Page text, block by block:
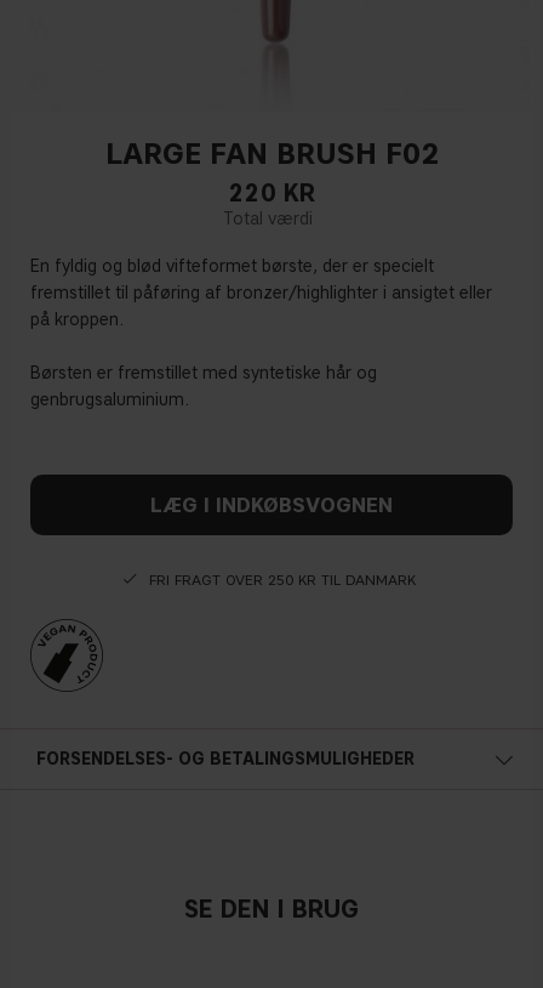
LARGE FAN BRUSH F02
220 KR
En fyldig og blød vifteformet børste, der er specielt
fremstillet til påføring af bronzer/highlighter i ansigtet eller
på kroppen.
Børsten er fremstillet med syntetiske hår og
genbrugsaluminium.
LÆG I INDKØBSVOGNEN
FRI FRAGT OVER 250 KR TIL DANMARK
FORSENDELSES- OG BETALINGSMULIGHEDER
SE DEN I BRUG